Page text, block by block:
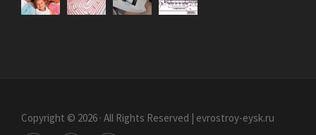
Copyright © 2026 · All Rights Reserved | evrostroy-eysk.ru